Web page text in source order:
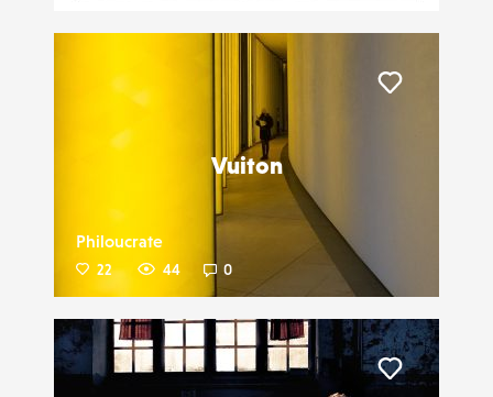
Vuiton
Philoucrate
22 44 0
Liker